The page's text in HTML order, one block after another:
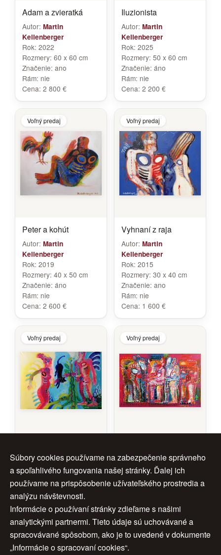
Adam a zvieratká
Autor: Martin
Kellenberger
Rok: 2022
Rozmery: 60 x 60 cm
Značenie: ano
Rám: nie
Cena: 2 800 €
Iluzionista
Autor: Martin
Kellenberger
Rok: 2025
Rozmery: 50 x 60 cm
Značenie: áno
Rám: nie
Cena: 2 200 €
Voľný predaj
Peter a kohút
Autor: Martin
Kellenberger
Rok: 2019
Rozmery: 40 x 50 cm
Značenie: áno
Rám: nie
Cena: 2 600 €
Voľný predaj
Vyhnaní z raja
Autor: Martin
Kellenberger
Rok: 2015
Rozmery: 30 x 40 cm
Značenie: ano
Rám: nie
Cena: 1 600 €
Voľný predaj
Autor: Martin
Kellenberger
Rok:2025
Rozmery:70 x 100 cm
Značenie:ano
Rám:nie
Cena:3 500 €
Voľný predaj
Autor: Martin
Kellenberger
Rok:2018
Rám:nie
Cena: 3 000 €
Súbory cookies používame na zabezpečenie správneho
a spoľahlivého fungovania našej stránky. Ďalej ich
používame na prispôsobenie užívateľského prostredia a
analýzu návštevnosti.
Informácie o používaní stránky zdieľame s našimi
analytickými partnermi. Tieto údaje sú uchovávané a
spracovávané spôsobom, ako je to uvedené v dokumente
„Informácie o spracovaní cookies“.